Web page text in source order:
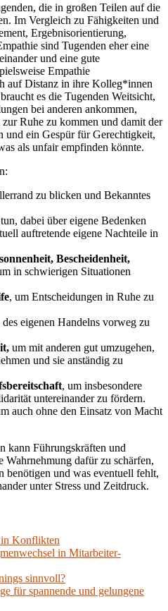
die in großen Teilen auf die
Im Vergleich zu Fähigkeiten und
Ergebnisorientierung,
sind Tugenden eher eine
und eine gute
Empathie
auf Distanz in ihre Kolleg*innen
es die Tugenden Weitsicht,
bei anderen ankommen,
Ruhe zu kommen und damit der
und ein Gespür für Gerechtigkeit,
als unfair empfinden könnte.
zu blicken und Bekanntes
dabei über eigene Bedenken
auftretende eigene Nachteile in
Bescheidenheit,
in schwierigen Situationen
, um Entscheidungen in Ruhe zu
eigenen Handelns vorweg zu
um mit anderen gut umzugehen,
und sie anständig zu
, um insbesondere
untereinander zu fördern.
auch ohne den Einsatz von Macht
kann Führungskräften und
Wahrnehmung dafür zu schärfen,
benötigen und was eventuell fehlt,
unter Stress und Zeitdruck.
Konflikten
in Mitarbeiter-
sinnvoll?
für spannende und gelungene